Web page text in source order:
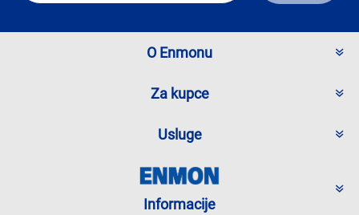
O Enmonu
Za kupce
Usluge
Informacije